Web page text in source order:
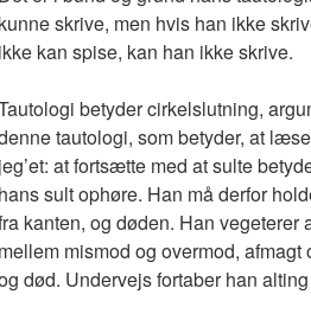
kunne skrive, men hvis han ikke
ikke kan spise, kan han ikke skrive.
betyder cirkelslutning,
tautologi, som betyder, at
jeg’et: at fortsætte med at sulte
hans sult ophøre. Han må derfor
kanten, og døden. Han
mellem mismod og overmod,
død. Undervejs fortaber han